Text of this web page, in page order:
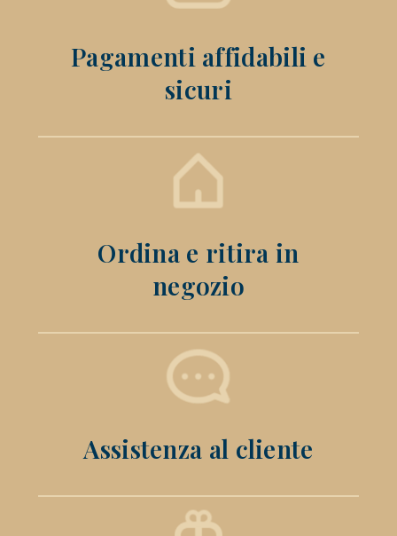
Pagamenti affidabili e
sicuri
Ordina e ritira in
negozio
Assistenza al cliente